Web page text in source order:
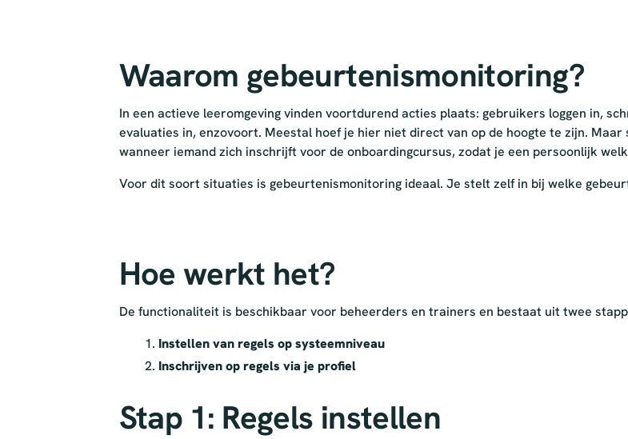
Waarom gebeurtenismonitoring?
In een actieve leeromgeving vinden voortdurend acties plaats: gebruikers loggen in,
evaluaties in, enzovoort. Meestal hoef je hier niet direct van op de hoogte te zijn.
wanneer iemand zich inschrijft voor de onboardingcursus, zodat je een persoonlijk
Voor dit soort situaties is gebeurtenismonitoring ideaal. Je stelt zelf in bij welke
Hoe werkt het?
De functionaliteit is beschikbaar voor beheerders en trainers en bestaat uit twee
Instellen van regels op systeemniveau
Inschrijven op regels via je profiel
Stap 1: Regels instellen